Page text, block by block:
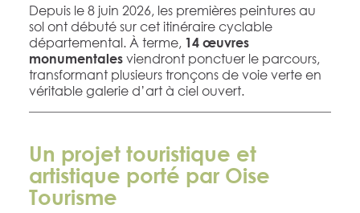
Depuis le 8 juin 2026, les premières peintures au
sol ont débuté sur cet itinéraire cyclable
départemental. À terme, 14 œuvres
monumentalesviendront ponctuer le parcours,
transformant plusieurs tronçons de voie verte en
véritable galerie d’art à ciel ouvert.
Un projet touristique et
artistique porté par Oise
Tourisme